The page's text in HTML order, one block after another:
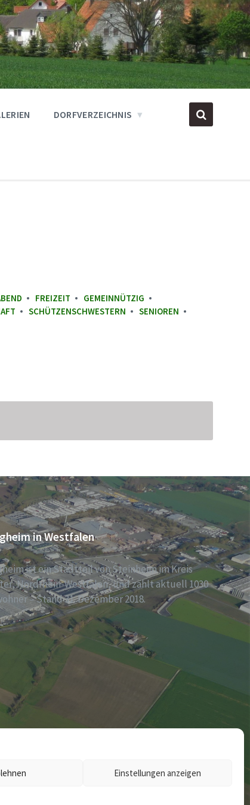
Einstellungen anzeigen
DORFVERZEICHNIS
FREIZEIT
GEMEINNÜTZIG
SCHÜTZENSCHWESTERN
SENIOREN
in Westfalen
ist ein Stadtteil von Steinheim im Kreis
Nordrhein-Westfalen, und zählt aktuell 1030
– Stand 31. Dezember 2018.